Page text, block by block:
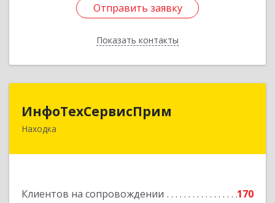
Отправить заявку
Показать контакты
Отправить заявку
Назад
ИнфоТехСервисПрим
Находка
Клиентов на сопровождении
170